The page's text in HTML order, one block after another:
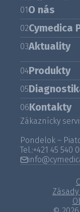
01O nás
02Cymedica
03Aktuality
04Produkty
05
06Kontakty
Zákaznícky
Pondelok –
Tel.:+421 45 540